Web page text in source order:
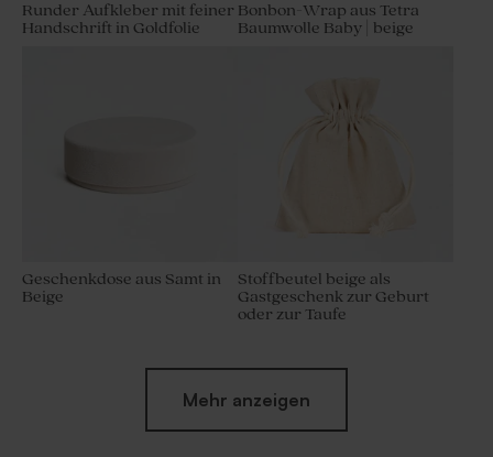
Runder Aufkleber mit feiner
Handschrift in Goldfolie
Bonbon-Wrap aus Tetra
Baumwolle Baby | beige
Geschenkdose aus Samt in
Beige
Stoffbeutel beige als
Gastgeschenk zur Geburt
oder zur Taufe
Mehr anzeigen